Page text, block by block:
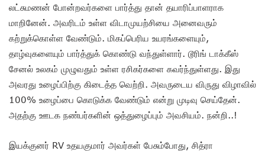
லட்சுமணன் போன்றவர்களை பார்த்து தான் தயாரிப்பாளராக
மாறினேன். அவரிடம் உள்ள விடாமுயற்சியை அனைவரும்
கற்றுக்கொள்ள வேண்டும். மிகப்பெரிய உயரங்களையும்,
தாழ்வுகளையும் பார்த்துக் கொண்டு வந்துள்ளார். டூரிங் டாக்கீஸ்
சேனல் உலகம் முழுவதும் உள்ள ரசிகர்களை கவர்ந்துள்ளது. இது
அவரது உழைப்பிற்கு கிடைத்த வெற்றி. அவருடைய விருது விழாவில்
100% உழைப்பை கொடுக்க வேண்டும் என்று முடிவு செய்தேன்.
அதற்கு ஊடக நண்பர்களின் ஒத்துழைப்பும் அவசியம். நன்றி..!
இயக்குனர் RV உதயகுமார் அவர்கள் பேசும்போது, சித்ரா